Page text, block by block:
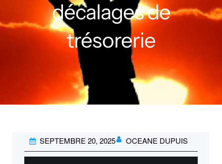
décalages de
trésorerie
SEPTEMBRE 20, 2025 OCEANE DUPUIS